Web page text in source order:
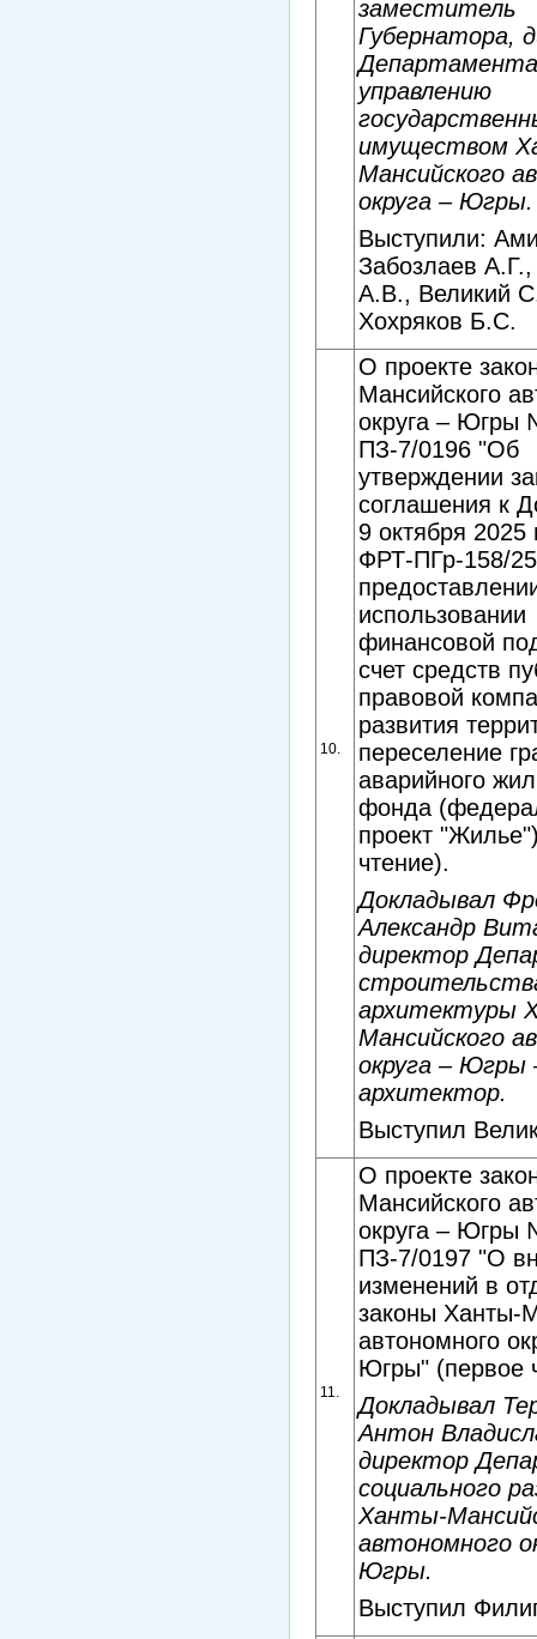
заместитель
Губернатора,
управлению
имуществом
Мансийского
округа – Югры.
Выступили:
Забозлаев
А.В., Великий
Хохряков Б.С.
10.
О проекте
Мансийского
округа – Югры
ПЗ-7/0196 "Об
утверждении
соглашения к
9 октября
ФРТ-ПГр-158/
использовании
финансовой
счет средств
правовой
развития
переселение
аварийного
фонда
проект
чтение).
Докладывал
Александр
директор
архитектуры
Мансийского
округа – Югры
архитектор.
Выступил
11.
О проекте
Мансийского
округа – Югры
ПЗ-7/0197 "О
изменений в
законы Ханты-
автономного
Югры" (первое
Докладывал
Антон
директор
социального
Ханты-
автономного
Югры.
Выступил